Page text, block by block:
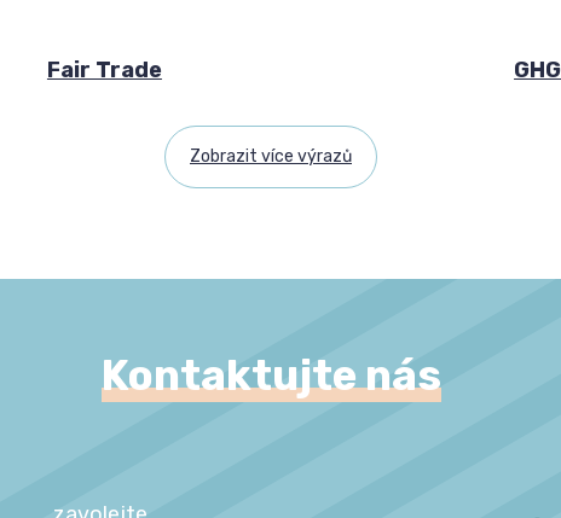
Fair Trade
Zobrazit více výrazů
Kontaktujte nás